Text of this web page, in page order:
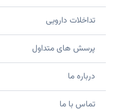
تداخلات دارویی
پرسش های متداول
درباره ما
تماس با ما